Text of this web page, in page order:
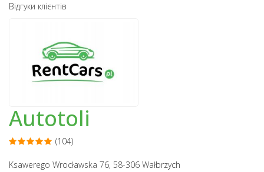
Відгуки клієнтів
Autotoli
(104)
Ksawerego Wrocławska 76, 58-306 Wałbrzych